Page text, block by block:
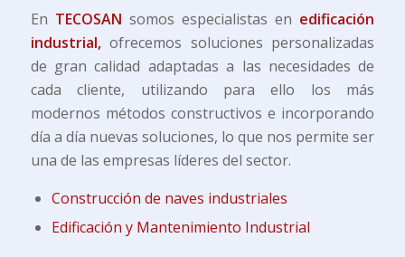
En TECOSAN somos especialistas en edificación
industrial,ofrecemos soluciones personalizadas
de gran calidad adaptadas a las necesidades de
cada cliente, utilizando para ello los más
modernos métodos constructivos e incorporando
día a día nuevas soluciones, lo que nos permite ser
una de las empresas líderes del sector.
Construcción de naves industriales
Edificación y Mantenimiento Industrial